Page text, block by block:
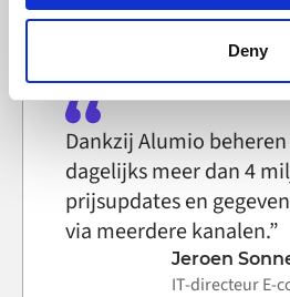
browser settings accordingly.
functioning of the website,
on the internet
Deny
Dankzij Alumio
dagelijks meer dan 4
prijsupdates en
via meerdere kanalen.”
Jeroen
IT-directeur E-